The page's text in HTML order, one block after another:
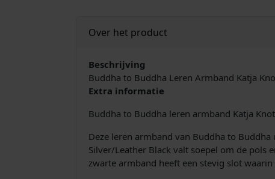
Over het product
Beschrijving
Buddha to Buddha Leren Armband Katja
Extra informatie
Buddha to Buddha leren armband Katja
Deze leren armband van Buddha to
Silver/Leather Black valt soepel om de pols
zwarte armband heeft een stevig slot